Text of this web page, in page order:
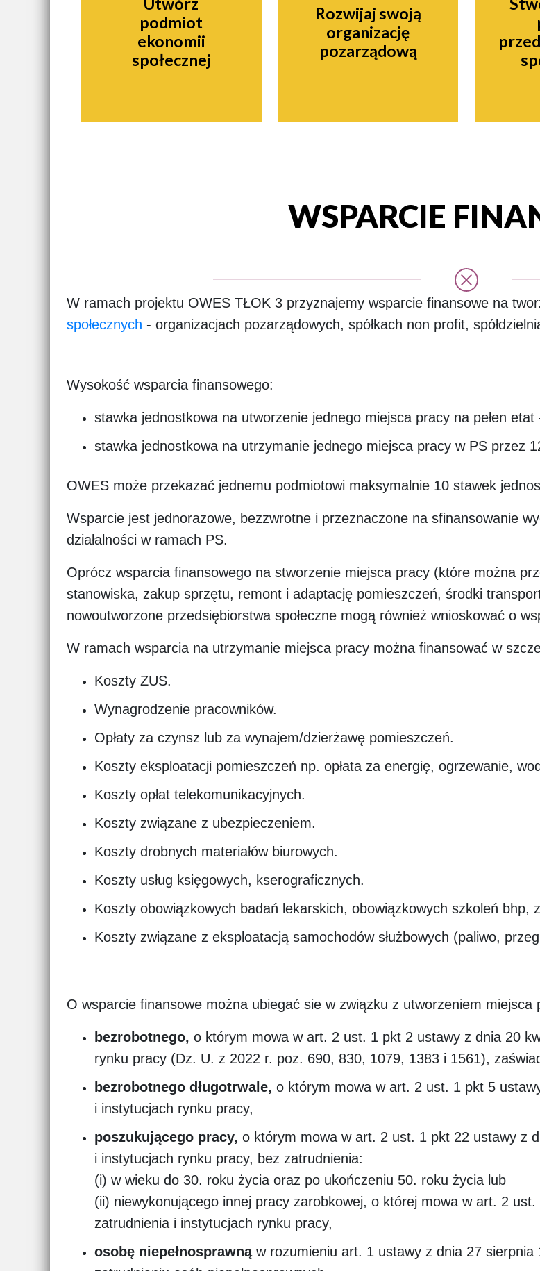
podmiot
ekonomii
społecznej
Rozwijaj swoją
organizację
pozarządową
WSPARCIE
W ramach projektu OWES TŁOK 3 przyznajemy wsparcie finansowe na
społecznych - organizacjach pozarządowych, spółkach non profit,
Wysokość wsparcia finansowego:
stawka jednostkowa na utworzenie jednego miejsca pracy na pełen etat
stawka jednostkowa na utrzymanie jednego miejsca pracy w PS przez
OWES może przekazać jednemu podmiotowi maksymalnie 10 stawek
Wsparcie jest jednorazowe, bezzwrotne i przeznaczone na sfinansowanie
działalności w ramach PS.
Oprócz wsparcia finansowego na stworzenie miejsca pracy (które można
stanowiska, zakup sprzętu, remont i adaptację pomieszczeń, środki
nowoutworzone przedsiębiorstwa społeczne mogą również wnioskować o
W ramach wsparcia na utrzymanie miejsca pracy można finansować w
Koszty ZUS.
Wynagrodzenie pracowników.
Opłaty za czynsz lub za wynajem/dzierżawę pomieszczeń.
Koszty eksploatacji pomieszczeń np. opłata za energię, ogrzewanie,
Koszty opłat telekomunikacyjnych.
Koszty związane z ubezpieczeniem.
Koszty drobnych materiałów biurowych.
Koszty usług księgowych, kserograficznych.
Koszty obowiązkowych badań lekarskich, obowiązkowych szkoleń bhp,
Koszty związane z eksploatacją samochodów służbowych (paliwo,
O wsparcie finansowe można ubiegać sie w związku z utworzeniem miejsca
bezrobotnego, o którym mowa w art. 2 ust. 1 pkt 2 ustawy z dnia 20
rynku pracy (Dz. U. z 2022 r. poz. 690, 830, 1079, 1383 i 1561),
bezrobotnego długotrwale, o którym mowa w art. 2 ust. 1 pkt 5
i instytucjach rynku pracy,
poszukującego pracy, o którym mowa w art. 2 ust. 1 pkt 22 ustawy z
i instytucjach rynku pracy, bez zatrudnienia:
(i) w wieku do 30. roku życia oraz po ukończeniu 50. roku życia lub
(ii) niewykonującego innej pracy zarobkowej, o której mowa w art. 2
zatrudnienia i instytucjach rynku pracy,
osobę niepełnosprawną w rozumieniu art. 1 ustawy z dnia 27 sierpnia